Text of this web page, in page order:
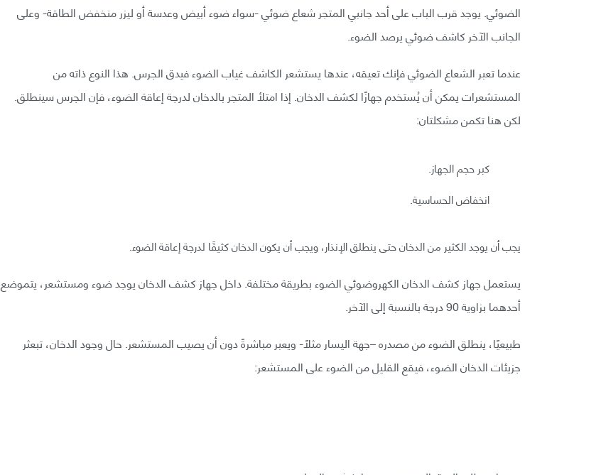
الضوئي. يوجد قرب الباب على أحد جانبي المتجر شعاع ضوئي -سواء ضوء أبيض وعدسة أو ليزر منخفض الطاقة- وعلى
الجانب الآخر كاشف ضوئي يرصد الضوء.
عندما تعبر الشعاع الضوئي فإنك تعيقه، عندها يستشعر الكاشف غياب الضوء فيدق الجرس. هذا النوع ذاته من
المستشعرات يمكن أن يُستخدم جهازًا لكشف الدخان. إذا امتلأ المتجر بالدخان لدرجة إعاقة الضوء، فإن الجرس سينطلق.
لكن هنا تكمن مشكلتان:
كبر حجم الجهاز.
انخفاض الحساسية.
يجب أن يوجد الكثير من الدخان حتى ينطلق الإنذار، ويجب أن يكون الدخان كثيفًا لدرجة إعاقة الضوء.
يستعمل جهاز كشف الدخان الكهروضوئي الضوء بطريقة مختلفة. داخل جهاز كشف الدخان يوجد ضوء ومستشعر، يتموضع
أحدهما بزاوية 90 درجة بالنسبة إلى الآخر.
طبيعيًا، ينطلق الضوء من مصدره –جهة اليسار مثلًا- ويعبر مباشرةً دون أن يصيب المستشعر. حال وجود الدخان، تبعثر
جزيئات الدخان الضوء، فيقع القليل من الضوء على المستشعر: